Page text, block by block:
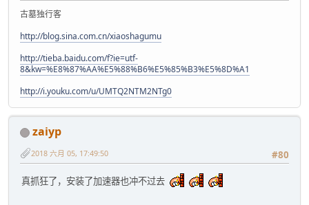
古墓独行客
http://blog.sina.com.cn/xiaoshagumu
http://tieba.baidu.com/f?ie=utf-
8&kw=%E8%87%AA%E5%88%B6%E5%85%B3%E5%8D%A1
http://i.youku.com/u/UMTQ2NTM2NTg0
zaiyp
#80
2018 六月 05, 17:49:50
真抓狂了，安装了加速器也冲不过去